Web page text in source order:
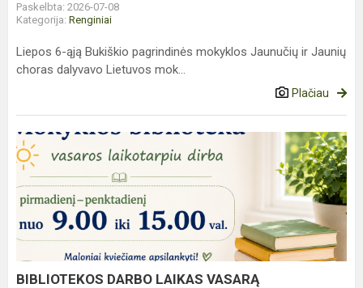
Paskelbta: 2026-07-08
Kategorija: Renginiai
Liepos 6-ąją Bukiškio pagrindinės mokyklos Jaunučių ir Jaunių
choras dalyvavo Lietuvos mok...
Plačiau
BIBLIOTEKOS
DARBO
LAIKAS
VASARĄ
BIBLIOTEKOS DARBO LAIKAS VASARĄ